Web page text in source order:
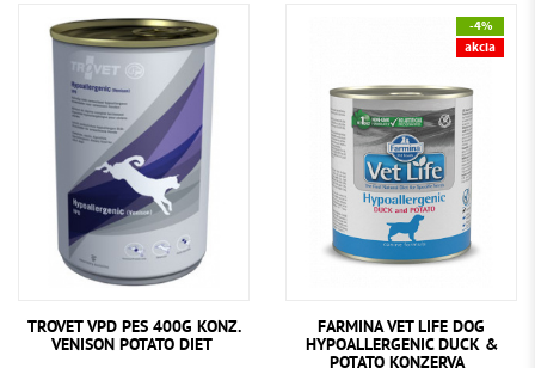
TROVET VPD PES 400G KONZ.
VENISON POTATO DIET
-4%
akcia
FARMINA VET LIFE DOG
HYPOALLERGENIC DUCK &
POTATO KONZERVA